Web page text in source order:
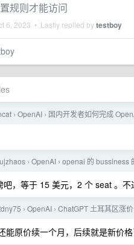
规则才能访问
6, 2023 • Lastly replied bytestboy
› OpenAI › 国内开发者如何完成
› OpenAI › openai 的 bussiness
，等于 15 美元，2 个 seat 。不
› OpenAI › ChatGPT 土耳其区涨价
能原价续一个月，后续就是新价格